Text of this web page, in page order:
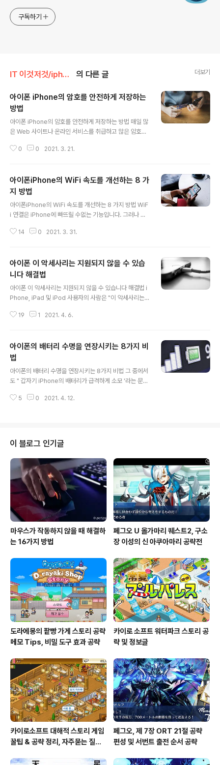
구독하기
IT 이것저것/iphone 의 다른 글 더보기
아이폰 iPhone의 암호를 안전하게 저장하는
방법
아이폰 iPhone의 암호를 안전하게 저장하는 방법 매일 많
은 Web 사이트나 온라인 서비스를 취급하고 많은 암호를
사용하는 것은 성능면에서 좋지 않습니다. 실은 iPhone에
합니다. iCloud 키 체인을 사용하여 iPhone에 암호 저장
iCloud 키 체인은 모든 Apple 기기간에 암호, 신용 카드
정보, 기타 안전 정보를 유지하는 데 사용되는 도구입니다.
따라서 Web 사이트에 로그인하거나 Wi-Fi 암호를 입력
오. 이것은 원래 iPhone에 탑재 된 기본 기능이므로..
0 0 2021. 3. 21.
아이폰iPhone의 WiFi 속도를 개선하는 8 가
지 방법
아이폰iPhone의 WiFi 속도를 개선하는 8 가지 방법 WiF
i 연결은 iPhone에 빠뜨릴 수없는 기능입니다. 그러나 연
의 사용, 스트리밍 등의 방해가 될 수 있습니다. 그런 때는 i
때 시도하고자 해결 방법을 소개합니다. 1. 라우터를 다시
시작 라우터를 다시 시작하기만 하면 iPhone의 WiFi 연
결 문제를 해결할 수 있습니다. 다른 장치에 문제가있는 경
우에는 더욱 그러합니다. 라우터를 다시 시작하면 일시적
인 문제가 해결됩니다. 라우터를 다시 시작은 단순히 전원
버튼을 눌러 전원을 끄고 또한 전원을 켜기만하면됩니다...
14 0 2021. 3. 31.
아이폰 이 악세사리는 지원되지 않을 수 있습
니다 해결법
아이폰 이 악세사리는 지원되지 않을 수 있습니다 해결법 i
Phone, iPad 및 iPod 사용자의 사람은 "이 악세사리는
각합니다. 이 경고는 대개 iPhone을 충전하려고 플러그를
지 않은 경우는 충전하거나 헤드폰으로 음악을 들을 수 없
어 곤란하기도 하지요 그래서 이번에는 iPhone이 경고가
표시되는 원인과 오류를 해결하는 방법을 소개합니다. "이
악세사리는 지원되지 않을 수 있습니다"는 무슨 뜻? "이 악
사용할 수 없습니다" 등 비슷한 메시지가 표시되는 원인은
19 1 2021. 4. 6.
아이폰의 배터리 수명을 연장시키는 8가지 비
법
아이폰의 배터리 수명을 연장시키는 8가지 비법 그 중에서
도 " 갑자기 iPhone의 배터리가 급격하게 소모 '라는 문제
S 14 배터리 수명이 크게 단축되어 사용자에 대한 효과적
다고 느낄지도 모르지만 장기적으로 보면 확실히 스마트
폰을 오래하기 때문에 iPhone의 배터리를 절약하는 일반
적인 방법 중 하나입니다. 화면의 밝기는 필요한 경우에만
올리도록합시다. iPhone의 밝기를 조정하는 방법은 다음
과 같습니다. " 설정 "을 열고 " 화면 밝기 "를 선택합니다.
밝기 아이콘을 ..
5 0 2021. 4. 12.
이 블로그 인기글
마우스가 작동하지 않을 때 해결하
는 16가지 방법
페그오 U 올가마리 퀘스트2, 구소
장 이성의 신 아쿠아마리 공략전
도라에몽의 팥빵 가게 스토리 공략
메모 Tips, 비밀 도구 효과 공략
카이로 소프트 워터파크 스토리 공
략 및 정보글
카이로소프트 대해적 스토리 게임
꿀팁 & 공략 정리, 자주묻는 질문
페그오, 제 7장 ORT 21절 공략
편성 및 서번트 출전 순서 공략